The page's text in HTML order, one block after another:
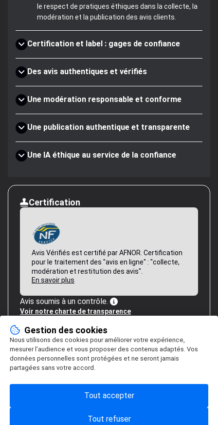
le respect de pratiques éthiques dans la collecte, la
modération et la publication des avis clients.
Certification et label : gages de confiance
Des avis authentiques et vérifiés
Une modération responsable et conforme
Une publication authentique et transparente
Une IA éthique au service de la confiance
Certification
Avis Vérifiés est certifié par AFNOR. Certification
pour le traitement des "avis en ligne" : "collecte,
modération et restitution des avis".
En savoir plus
Avis soumis à un contrôle.
Voir notre charte de transparence
Gestion des cookies
Nous utilisons des cookies pour améliorer votre expérience,
mesurer l’audience et vous proposer des contenus adaptés. Vos
données personnelles sont protégées et ne seront jamais
partagées sans votre accord.
Tout refuser
Tout accepter